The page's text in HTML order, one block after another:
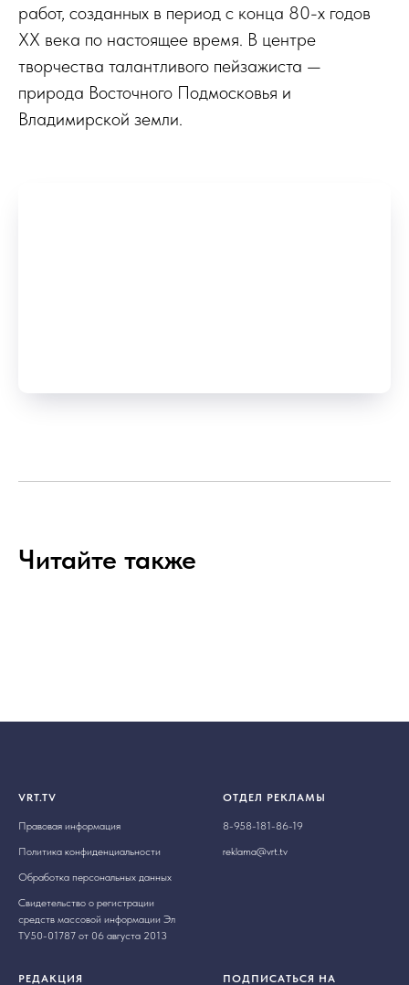
работ, созданных в период с конца 80-х годов
XX века по настоящее время. В центре
творчества талантливого пейзажиста —
природа Восточного Подмосковья и
Владимирской земли.
Читайте также
VRT.TV
Правовая информация
Политика конфиденциальности
Обработка персональных данных
Свидетельство о регистрации
средств массовой информации Эл
ТУ50-01787 от 06 августа 2013
ОТДЕЛ РЕКЛАМЫ
8-958-181-86-19
reklama@vrt.tv
РЕДАКЦИЯ ПОДПИСАТЬСЯ НА